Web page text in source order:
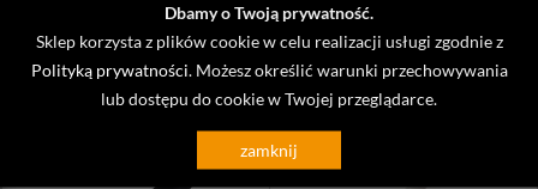
Dbamy o Twoją prywatność.
Sklep korzysta z plików cookie w celu realizacji usługi zgodnie z
Polityką prywatności. Możesz określić warunki przechowywania
lub dostępu do cookie w Twojej przeglądarce.
zamknij